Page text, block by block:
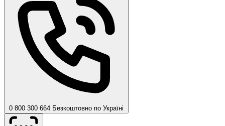
0 800 300 664 Безкоштовно по Україні